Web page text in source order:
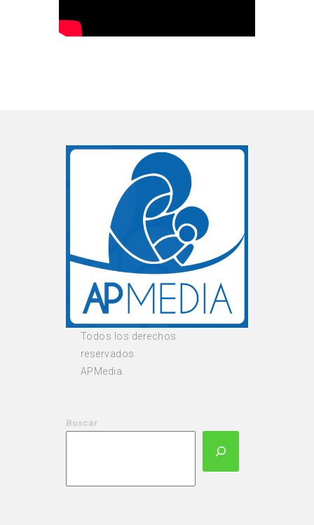
Todos los derechos
reservados.
APMedia.
Buscar